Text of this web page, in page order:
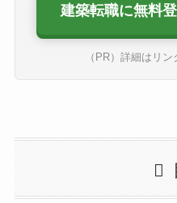
建築転職に無料
（PR）詳細はリ